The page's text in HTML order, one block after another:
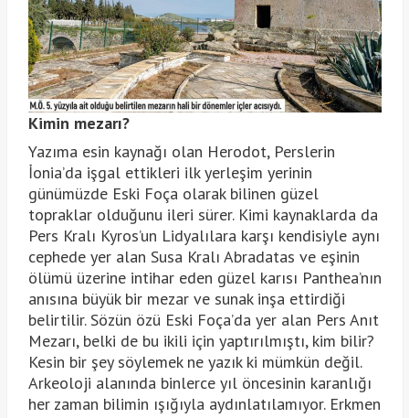
Kimin mezarı?
Yazıma esin kaynağı olan Herodot, Perslerin
İonia’da işgal ettikleri ilk yerleşim yerinin
günümüzde Eski Foça olarak bilinen güzel
topraklar olduğunu ileri sürer. Kimi kaynaklarda da
Pers Kralı Kyros’un Lidyalılara karşı kendisiyle aynı
cephede yer alan Susa Kralı Abradatas ve eşinin
ölümü üzerine intihar eden güzel karısı Panthea’nın
anısına büyük bir mezar ve sunak inşa ettirdiği
belirtilir. Sözün özü Eski Foça’da yer alan Pers Anıt
Mezarı, belki de bu ikili için yaptırılmıştı, kim bilir?
Kesin bir şey söylemek ne yazık ki mümkün değil.
Arkeoloji alanında binlerce yıl öncesinin karanlığı
her zaman bilimin ışığıyla aydınlatılamıyor. Erkmen